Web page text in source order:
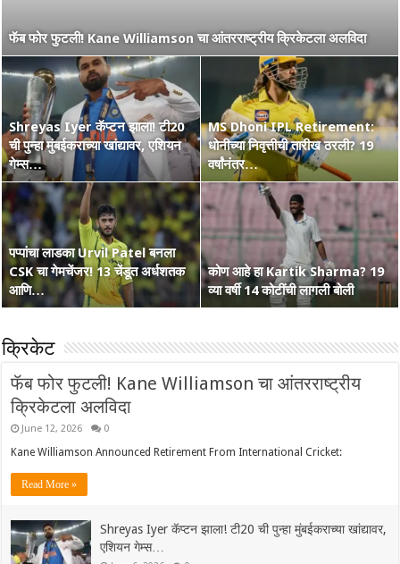
फॅब फोर फुटली! Kane Williamson चा आंतरराष्ट्रीय क्रिकेटला अलविदा
Shreyas Iyer कॅप्टन झाला! टी20
ची पुन्हा मुंबईकराच्या खांद्यावर, एशियन
गेम्स…
MS Dhoni IPL Retirement:
धोनीच्या निवृत्तीची तारीख ठरली? 19
वर्षांनंतर…
पप्पांचा लाडका Urvil Patel बनला
CSK चा गेमचेंजर! 13 चेंडूत अर्धशतक
आणि…
कोण आहे हा Kartik Sharma? 19
व्या वर्षी 14 कोटींची लागली बोली
मेहनत आणि CSK चा विश्वास…
कोण हा Raghu Sharma? वय 33,
कृष्णभक्त, शेन वॉर्न आणि बरंच काही
वंडर बॉय Vaibhav Suryavanshi
चा आणखी एक शतकी धमाका! 36 चेंडूत
…
सरपंच श्रेयसच्या Punjab Kings चा
वर्ल्ड रेकॉर्ड! दिल्लीविरूद्ध चेस केले 264
Australia Retain The Ashes
2025-2026
क्रिकेट
फॅब फोर फुटली! Kane Williamson चा आंतरराष्ट्रीय
क्रिकेटला अलविदा
June 12, 2026 0
Kane Williamson Announced Retirement From International Cricket:
Read More »
Shreyas Iyer कॅप्टन झाला! टी20 ची पुन्हा मुंबईकराच्या खांद्यावर,
एशियन गेम्स…